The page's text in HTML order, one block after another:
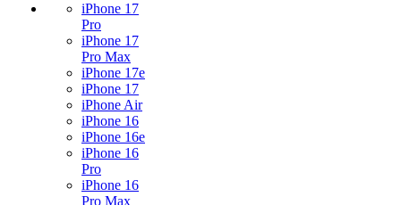
iPhone 17
Pro
iPhone 17
Pro Max
iPhone 17e
iPhone 17
iPhone Air
iPhone 16
iPhone 16e
iPhone 16
Pro
iPhone 16
Pro Max